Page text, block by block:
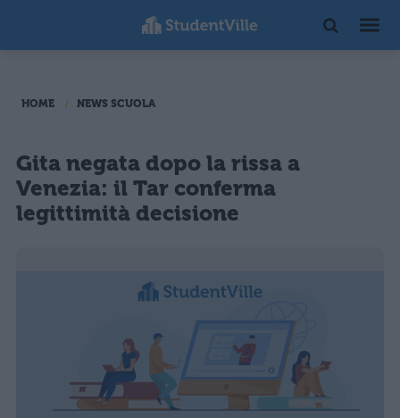
HOME NEWS SCUOLA
Gita negata dopo la rissa a
Venezia: il Tar conferma
legittimità decisione